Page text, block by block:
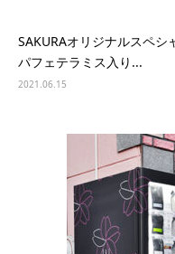
SAKURAオリジナルスペシ
パフェテラミス入り...
2021.06.15